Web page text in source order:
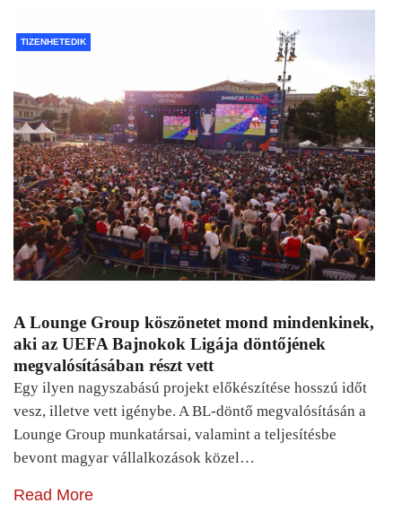
TIZENHETEDIK
A Lounge Group köszönetet mond mindenkinek,
aki az UEFA Bajnokok Ligája döntőjének
megvalósításában részt vett
Egy ilyen nagyszabású projekt előkészítése hosszú időt
vesz, illetve vett igénybe. A BL-döntő megvalósításán a
Lounge Group munkatársai, valamint a teljesítésbe
bevont magyar vállalkozások közel…
Read More